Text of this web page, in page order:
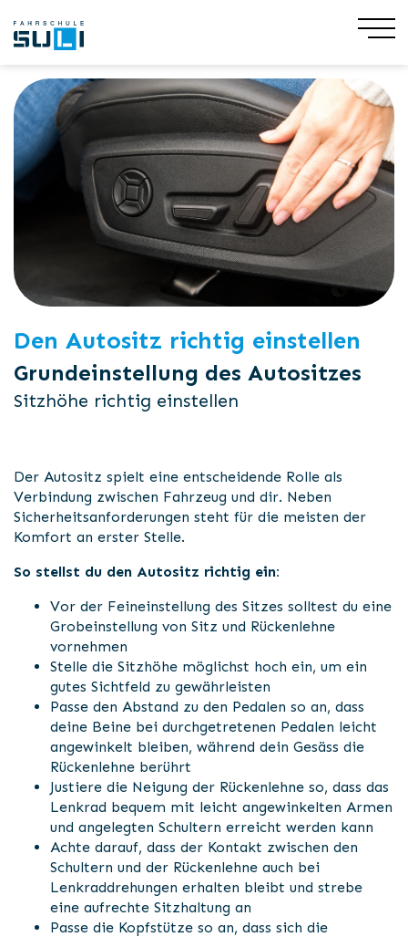
20. Februar 2024
Den Autositz richtig einstellen
Grundeinstellung des Autositzes
Sitzhöhe richtig einstellen
Der Autositz spielt eine entscheidende Rolle als
Verbindung zwischen Fahrzeug und dir. Neben
Sicherheitsanforderungen steht für die meisten der
Komfort an erster Stelle.
So stellst du den Autositz richtig ein:
Vor der Feineinstellung des Sitzes solltest du eine
Grobeinstellung von Sitz und Rückenlehne
vornehmen
Stelle die Sitzhöhe möglichst hoch ein, um ein
gutes Sichtfeld zu gewährleisten
Passe den Abstand zu den Pedalen so an, dass
deine Beine bei durchgetretenen Pedalen leicht
angewinkelt bleiben, während dein Gesäss die
Rückenlehne berührt
Justiere die Neigung der Rückenlehne so, dass das
Lenkrad bequem mit leicht angewinkelten Armen
und angelegten Schultern erreicht werden kann
Achte darauf, dass der Kontakt zwischen den
Schultern und der Rückenlehne auch bei
Lenkraddrehungen erhalten bleibt und strebe
eine aufrechte Sitzhaltung an
Passe die Kopfstütze so an, dass sich die